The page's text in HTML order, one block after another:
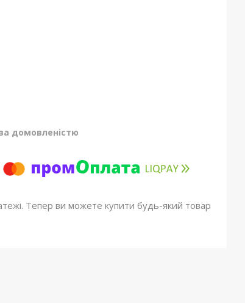
домовленістю
Тепер ви можете купити будь-який товар